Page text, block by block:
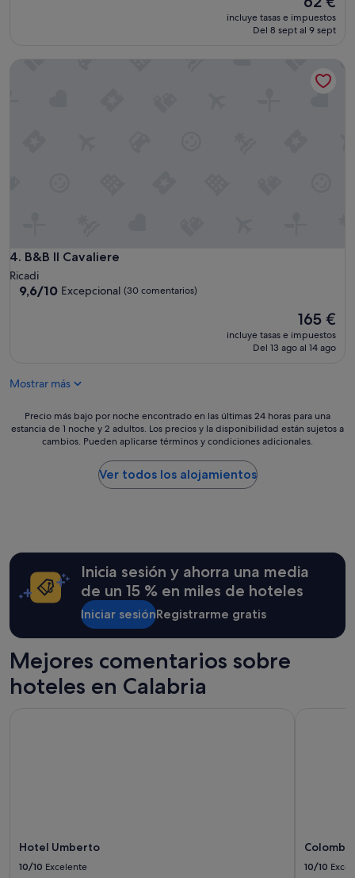
precio
actual
incluye tasas e impuestos
Del 8 sept al 9 sept
4. B&B Il Cavaliere
B&B Il Cavaliere
Ricadi
9.6
9,6/10 Excepcional (30 comentarios)
El
precio
actual
165 €
incluye tasas e impuestos
Del 13 ago al 14 ago
Mostrar más
Precio
más
para
estancia
de
y
Los
precios
y
condiciones
Precio más bajo por noche encontrado en las últimas 24 horas para una
estancia de 1 noche y 2 adultos. Los precios y la disponibilidad están sujetos a
cambios. Pueden aplicarse términos y condiciones adicionales.
Ver todos los alojamientos
Inicia sesión y ahorra una media
de un 15 % en miles de hoteles
Iniciar sesiónRegistrarme gratis
Mejores comentarios sobre
hoteles en Calabria
Hotel Umberto
10/10 Excelente 10/10